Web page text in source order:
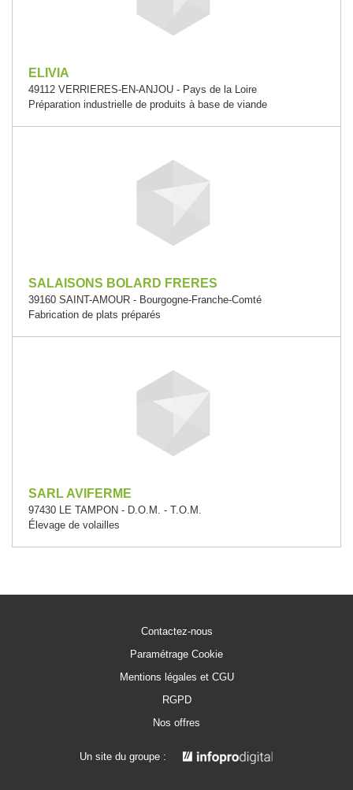
ELIVIA
49112 VERRIERES-EN-ANJOU - Pays de la Loire
Préparation industrielle de produits à base de viande
SALAISONS BOLARD FRERES
39160 SAINT-AMOUR - Bourgogne-Franche-Comté
Fabrication de plats préparés
SARL AVIFERME
97430 LE TAMPON - D.O.M. - T.O.M.
Élevage de volailles
Contactez-nous
Paramétrage Cookie
Mentions légales et CGU
RGPD
Nos offres
Un site du groupe :